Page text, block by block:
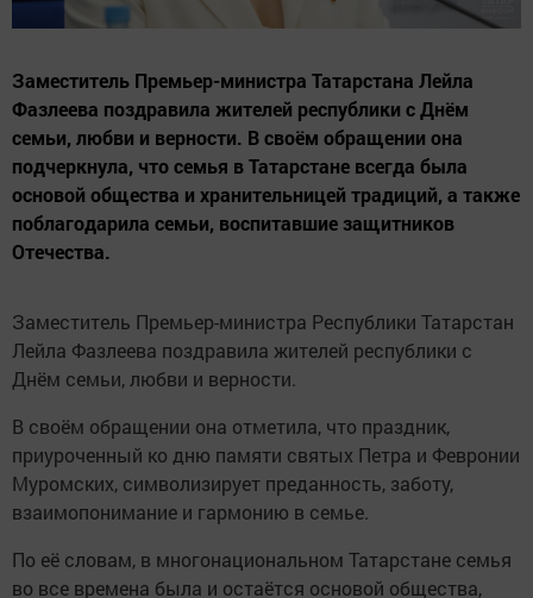
Заместитель Премьер-министра Татарстана Лейла
Фазлеева поздравила жителей республики с Днём
семьи, любви и верности. В своём обращении она
подчеркнула, что семья в Татарстане всегда была
основой общества и хранительницей традиций, а также
поблагодарила семьи, воспитавшие защитников
Отечества.
Заместитель Премьер-министра Республики Татарстан
Лейла Фазлеева поздравила жителей республики с
Днём семьи, любви и верности.
В своём обращении она отметила, что праздник,
приуроченный ко дню памяти святых Петра и Февронии
Муромских, символизирует преданность, заботу,
взаимопонимание и гармонию в семье.
По её словам, в многонациональном Татарстане семья
во все времена была и остаётся основой общества,